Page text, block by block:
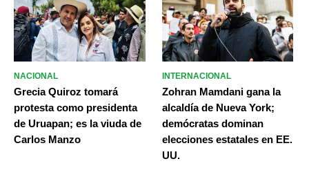
NACIONAL
Grecia Quiroz tomará
protesta como presidenta
de Uruapan; es la viuda de
Carlos Manzo
INTERNACIONAL
Zohran Mamdani gana la
alcaldía de Nueva York;
demócratas dominan
elecciones estatales en EE.
UU.